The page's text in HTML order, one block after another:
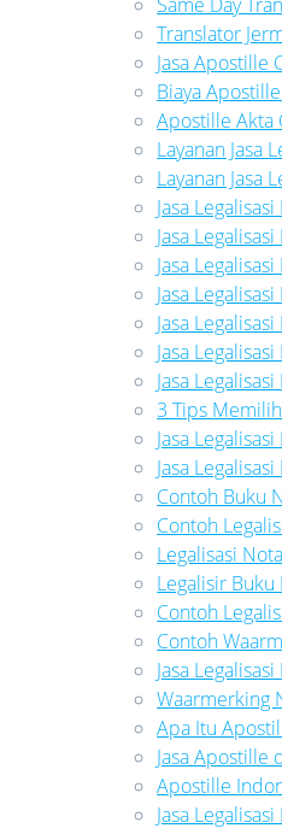
Translator
Jasa Apostille
Biaya
Apostille Akta
Layanan Jasa
Layanan Jasa
Jasa
Jasa
Jasa
Jasa
Jasa
Jasa
Jasa
3 Tips
Jasa
Jasa
Contoh Buku
Contoh
Legalisasi
Legalisir
Contoh
Contoh
Jasa
Waarmerking
Apa Itu
Jasa Apostille
Apostille
Jasa